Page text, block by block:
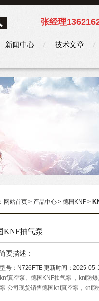
张经理
新闻中心 技术文章
网站首页 > 产品中心 > 德国KNF >
KNF抽气泵
要描述：
号： N726FTE 更新时间： 2025-05-
真空泵、德国KNF抽气泵 ，knf防
公司现货销售德国knf真空泵，knf